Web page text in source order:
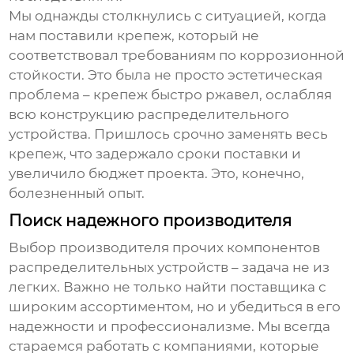
Мы однажды столкнулись с ситуацией, когда
нам поставили крепеж, который не
соответствовал требованиям по коррозионной
стойкости. Это была не просто эстетическая
проблема – крепеж быстро ржавел, ослабляя
всю конструкцию распределительного
устройства. Пришлось срочно заменять весь
крепеж, что задержало сроки поставки и
увеличило бюджет проекта. Это, конечно,
болезненный опыт.
Поиск надежного производителя
Выбор производителя прочих компонентов
распределительных устройств – задача не из
легких. Важно не только найти поставщика с
широким ассортиментом, но и убедиться в его
надежности и профессионализме. Мы всегда
стараемся работать с компаниями, которые